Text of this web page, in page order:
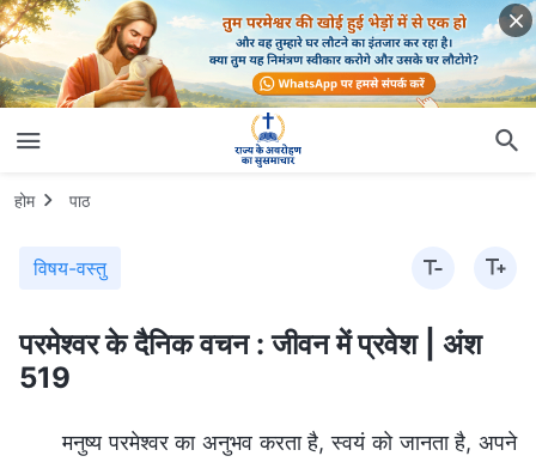
होम पाठ
विषय-वस्तु
परमेश्वर के दैनिक वचन : जीवन में प्रवेश | अंश
519
मनुष्य परमेश्वर का अनुभव करता है, स्वयं को जानता है, अपने